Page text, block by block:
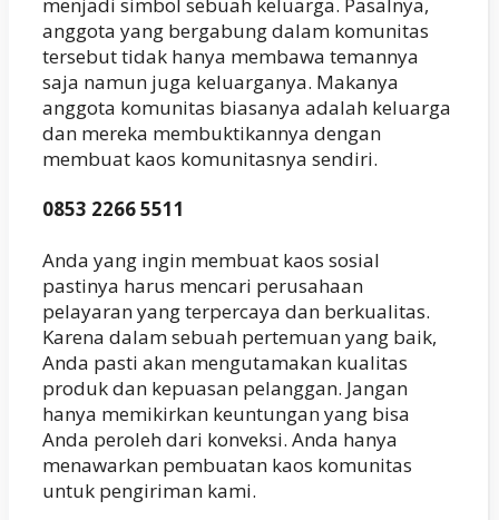
anggota yang bergabung dalam komunitas
tersebut tidak hanya membawa temannya
saja namun juga keluarganya. Makanya
anggota komunitas biasanya adalah keluarga
dan mereka membuktikannya dengan
membuat kaos komunitasnya sendiri.
0853 2266 5511
Anda yang ingin membuat kaos sosial
pastinya harus mencari perusahaan
pelayaran yang terpercaya dan berkualitas.
Karena dalam sebuah pertemuan yang baik,
Anda pasti akan mengutamakan kualitas
produk dan kepuasan pelanggan. Jangan
hanya memikirkan keuntungan yang bisa
Anda peroleh dari konveksi. Anda hanya
menawarkan pembuatan kaos komunitas
untuk pengiriman kami.